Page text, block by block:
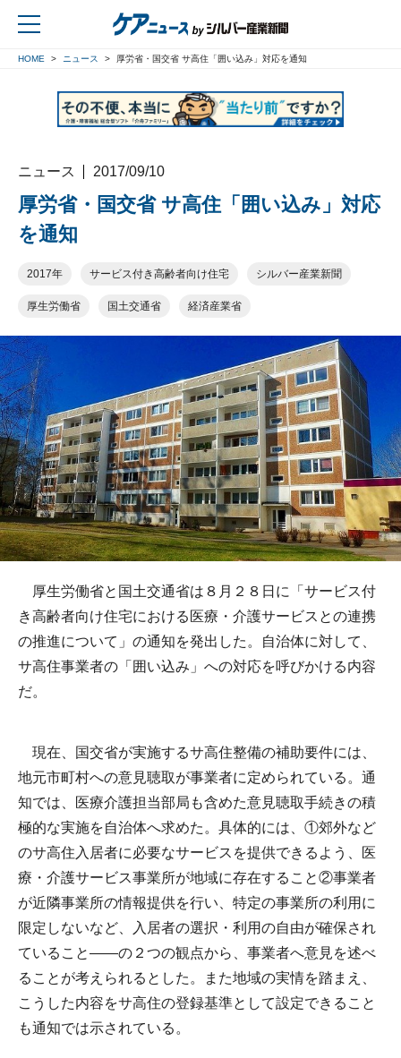
HOME ニュース 厚労省・国交省 サ高住「囲い込み」対応を通知
ニュース 2017/09/10
厚労省・国交省 サ高住「囲い込み」対応
を通知
2017年 サービス付き高齢者向け住宅 シルバー産業新聞
厚生労働省 国土交通省 経済産業省
厚生労働省と国土交通省は８月２８日に「サービス付
き高齢者向け住宅における医療・介護サービスとの連携
の推進について」の通知を発出した。自治体に対して、
サ高住事業者の「囲い込み」への対応を呼びかける内容
だ。
現在、国交省が実施するサ高住整備の補助要件には、
地元市町村への意見聴取が事業者に定められている。通
知では、医療介護担当部局も含めた意見聴取手続きの積
極的な実施を自治体へ求めた。具体的には、①郊外など
のサ高住入居者に必要なサービスを提供できるよう、医
療・介護サービス事業所が地域に存在すること②事業者
が近隣事業所の情報提供を行い、特定の事業所の利用に
限定しないなど、入居者の選択・利用の自由が確保され
ていること――の２つの観点から、事業者へ意見を述べ
ることが考えられるとした。また地域の実情を踏まえ、
こうした内容をサ高住の登録基準として設定できること
も通知では示されている。